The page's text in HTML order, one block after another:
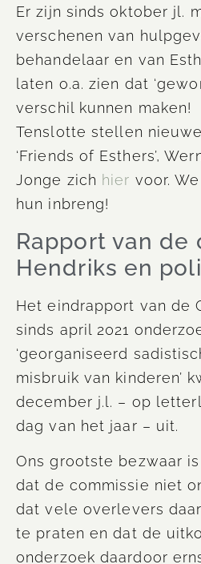
Er zijn sinds oktober jl.
verschenen van
behandelaar en van
laten o.a. zien dat
verschil kunnen maken!
Tenslotte stellen
‘Friends of Esthers’,
Jonge zich hier voor.
hun inbreng!
Rapport van de
Hendriks en
Het eindrapport van de
sinds april 2021
‘georganiseerd
misbruik van kinderen’
december j.l. – op
dag van het jaar – uit.
Ons grootste bezwaar
dat de commissie niet
dat vele overlevers
te praten en dat de
onderzoek daardoor